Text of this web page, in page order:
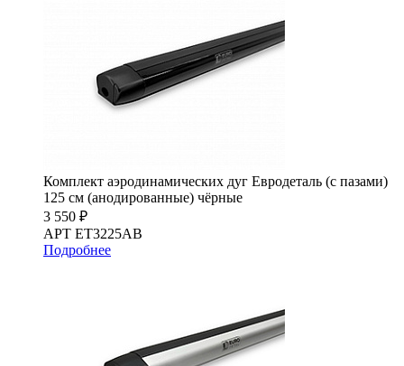
Комплект аэродинамических дуг Евродеталь (с пазами)
125 см (анодированные) чёрные
3 550 ₽
АРТ ET3225AB
Подробнее